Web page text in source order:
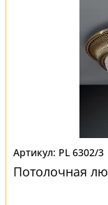
PL 6302/3
Потолочная